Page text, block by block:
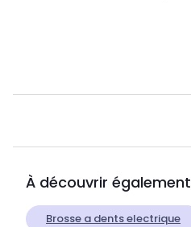
À découvrir également
Brosse a dents electrique